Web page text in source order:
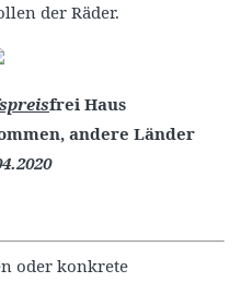
der Räder.
frei Haus
andere Länder
oder konkrete